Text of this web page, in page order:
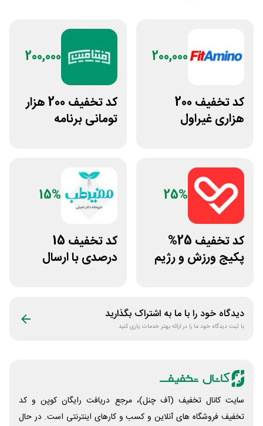
200,000
کد تخفیف 200
هزاری غیراول
200,000
کد تخفیف 200 هزار
تومانی برنامه
25%
کد تخفیف 25%
پکیج ورزش و رژیم
15%
کد تخفیف 15
درصدی با ارسال
دیدگاه خود را با ما به اشتراک بگذارید
با ثبت دیدگاه خود ما را در ارائه بهتر خدمات یاری کنید
سایت کانال تخفیف (آف چنل)، مرجع دریافت رایگان کوپن و کد
تخفیف فروشگاه های آنلاین و کسب و‌ کارهای اینترنتی است. در حال